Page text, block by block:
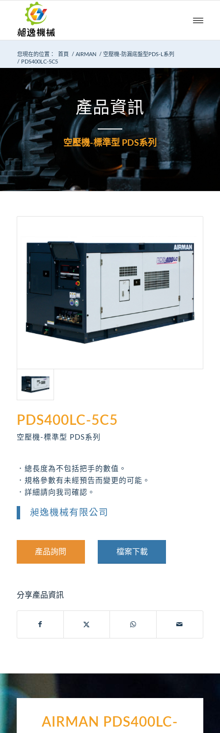
您現在的位置： 首頁 / AIRMAN / 空壓機-防漏底盤型PDS-L系列
/ PDS400LC-5C5
產品資訊
空壓機-標準型 PDS系列
PDS400LC-5C5
空壓機-標準型 PDS系列
．總長度為不包括把手的數值。
．規格參數有未經預告而變更的可能。
．詳細請向我司確認。
昶逸機械有限公司
產品詢問 檔案下載
分享產品資訊
AIRMAN PDS400LC-